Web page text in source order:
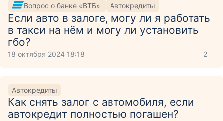
Вопрос о банке «ВТБ» Автокредиты
Если авто в залоге, могу ли я работать
в такси на нём и могу ли установить
гбо?
18 октября 2024 18:18 2
Автокредиты
Как снять залог с автомобиля, если
автокредит полностью погашен?